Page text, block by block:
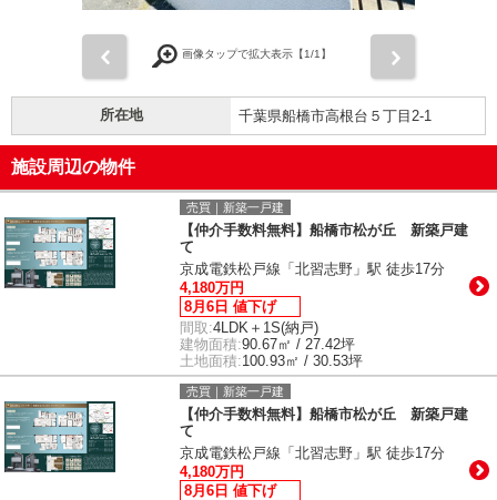
画像タップで拡大表示【1/1】
所在地 千葉県船橋市高根台５丁目2-1
施設周辺の物件
売買｜新築一戸建
【仲介手数料無料】船橋市松が丘 新築戸建
て
京成電鉄松戸線「北習志野」駅 徒歩17分
4,180万円
8月6日 値下げ
間取:4LDK＋1S(納戸)
建物面積:90.67㎡ / 27.42坪
土地面積:100.93㎡ / 30.53坪
売買｜新築一戸建
【仲介手数料無料】船橋市松が丘 新築戸建
て
京成電鉄松戸線「北習志野」駅 徒歩17分
4,180万円
8月6日 値下げ